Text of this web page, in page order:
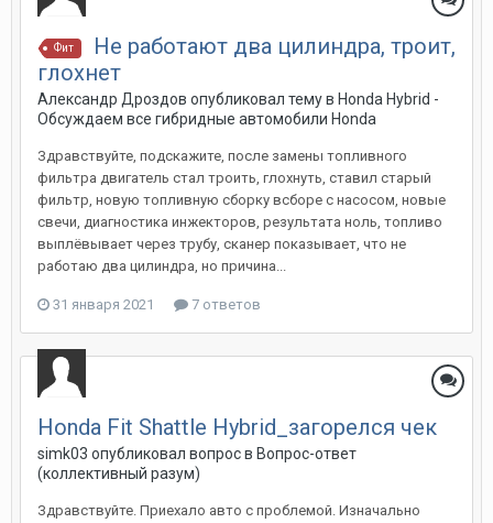
Фит
Не работают два цилиндра, троит,
глохнет
Александр Дроздов опубликовал тему в Honda Hybrid -
Обсуждаем все гибридные автомобили Honda
Здравствуйте, подскажите, после замены топливного
фильтра двигатель стал троить, глохнуть, ставил старый
фильтр, новую топливную сборку всборе с насосом, новые
свечи, диагностика инжекторов, результата ноль, топливо
выплёвывает через трубу, сканер показывает, что не
работаю два цилиндра, но причина...
31 января 2021 7 ответов
Honda Fit Shattle Hybrid_загорелся чек
simk03 опубликовал вопрос в Вопрос-ответ
(коллективный разум)
Здравствуйте. Приехало авто с проблемой. Изначально